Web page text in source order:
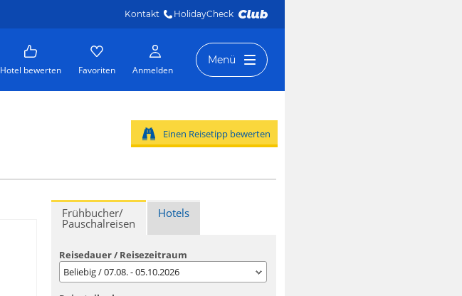
Kontakt HolidayCheck
Hotel bewerten Favoriten Anmelden
Menü
Einen Reisetipp bewerten
Frühbucher/
Pauschalreisen
Hotels
Reisedauer / Reisezeitraum
Beliebig / 07.08. - 05.10.2026